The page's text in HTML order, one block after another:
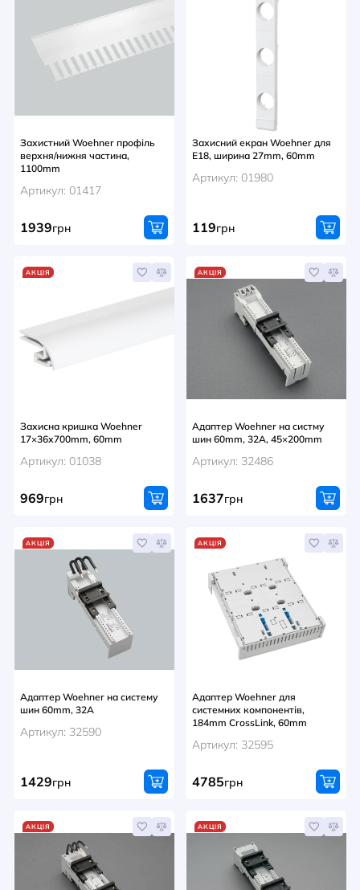
Захистний Woehner профіль
верхня/нижня частина,
1100mm
Артикул: 01417
1939грн
Захисний екран Woehner для
Е18, ширина 27mm, 60mm
Артикул: 01980
119грн
АКЦІЯ
Захисна кришка Woehner
17×36х700mm, 60mm
Артикул: 01038
969грн
АКЦІЯ
Адаптер Woehner на систму
шин 60mm, 32A, 45×200mm
Артикул: 32486
1637грн
АКЦІЯ
Адаптер Woehner на систему
шин 60mm, 32A
Артикул: 32590
1429грн
АКЦІЯ
Адаптер Woehner для
системних компонентів,
184mm CrossLink, 60mm
Артикул: 32595
4785грн
АКЦІЯ АКЦІЯ